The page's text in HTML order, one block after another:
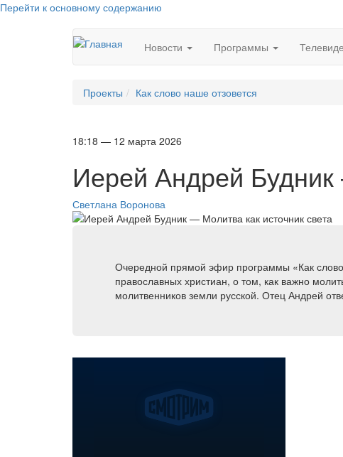
Перейти к основному содержанию
Новости Программы
Проекты Как слово наше отзовется
18:18 — 12 марта 2026
Иерей Андрей Будник
Светлана Воронова
Очередной прямой эфир программы «Как
православных христиан, о том, как важно
молитвенников земли русской. Отец Андрей